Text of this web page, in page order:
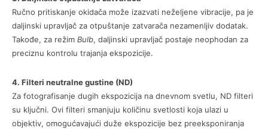
Ručno pritiskanje okidača može izazvati neželjene vibracije, pa je
daljinski upravljač za otpuštanje zatvarača nezamenljiv dodatak.
Takođe, za režim Bulb, daljinski upravljač postaje neophodan za
preciznu kontrolu trajanja ekspozicije.
4. Filteri neutralne gustine (ND)
Za fotografisanje dugih ekspozicija na dnevnom svetlu, ND filteri
su ključni. Ovi filteri smanjuju količinu svetlosti koja ulazi u
objektiv, omogućavajući duže ekspozicije bez preeksponiranja